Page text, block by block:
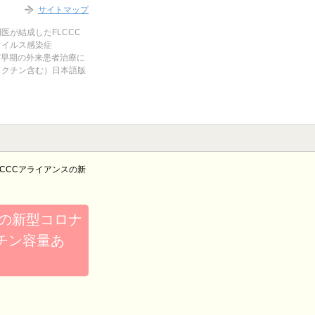
が結成したFLCCC
ルス感染症
期の外来患者治療に
チン含む）日本語版
アライアンスの新
新型コロナ
ン容量あ
サイトマップ